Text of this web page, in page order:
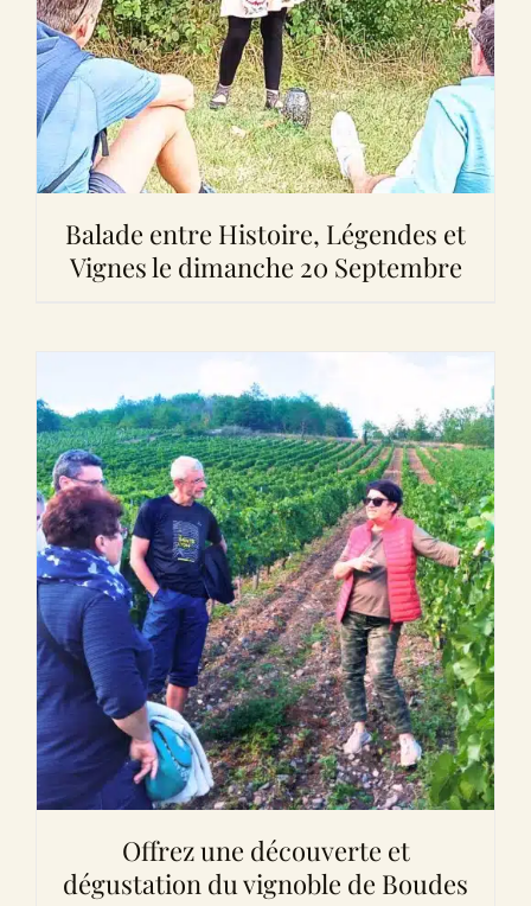
Balade entre Histoire, Légendes et
Vignes le dimanche 20 Septembre
Offrez une découverte et
dégustation du vignoble de Boudes